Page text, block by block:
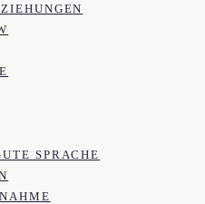
SPRACHE